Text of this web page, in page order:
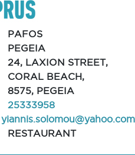
PAFOS
PEGEIA
24, LAXION STREET,
CORAL BEACH,
8575, PEGEIA
25333958
yiannis.solomou@yahoo.com
RESTAURANT